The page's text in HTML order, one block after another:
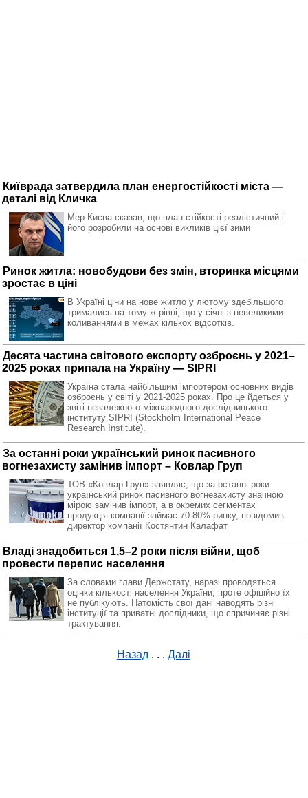
Київрада затвердила план енергостійкості міста —
деталі від Кличка
Мер Києва сказав, що план стійкості реалістичний і
його розробили на основі викликів цієї зими
Ринок житла: новобудови без змін, вторинка місцями
зростає в ціні
В Україні ціни на нове житло у лютому здебільшого
тримались на тому ж рівні, що у січні з невеликими
коливаннями в межах кількох відсотків.
Десята частина світового експорту озброєнь у 2021–
2025 роках припала на Україну — SIPRI
Україна стала найбільшим імпортером основних видів
озброєнь у світі у 2021-2025 роках. Про це йдеться у
звіті незалежного міжнародного дослідницького
інституту SIPRI (Stockholm International Peace
Research Institute).
За останні роки український ринок пасивного
вогнезахисту замінив імпорт – Ковлар Груп
ТОВ «Ковлар Груп» заявляє, що за останні роки
український ринок пасивного вогнезахисту значною
мірою замінив імпорт, а в окремих сегментах
продукція компанії займає 70-80% ринку, повідомив
директор компанії Костянтин Калафат
Владі знадобиться 1,5–2 роки після війни, щоб
провести перепис населення
За словами глави Держстату, наразі проводяться
оцінки кількості населення України, проте офіційно їх
не публікують. Натомість свої дані наводять різні
інституції та приватні дослідники, що спричиняє різні
трактування.
Назад . . . Далі